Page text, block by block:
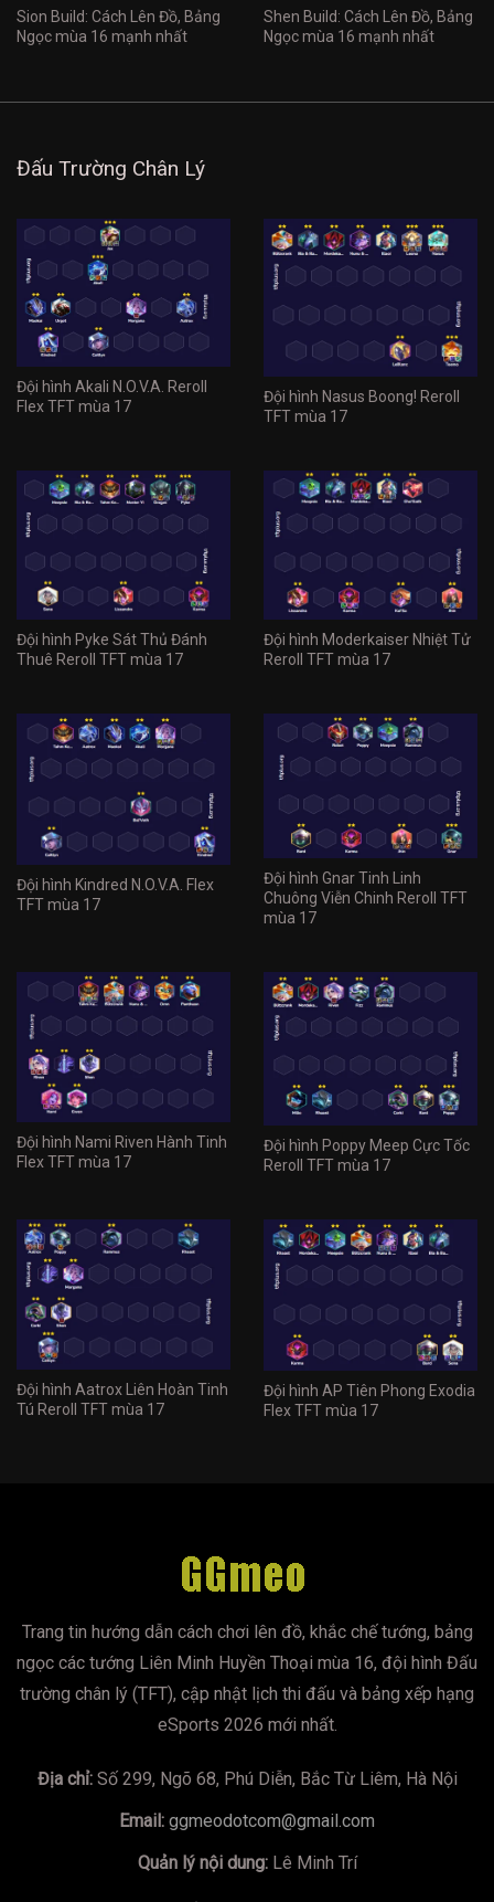
Sion Build: Cách Lên Đồ, Bảng
Ngọc mùa 16 mạnh nhất
Shen Build: Cách Lên Đồ, Bảng
Ngọc mùa 16 mạnh nhất
Đấu Trường Chân Lý
Đội hình Akali N.O.V.A. Reroll
Flex TFT mùa 17
Đội hình Nasus Boong! Reroll
TFT mùa 17
Đội hình Pyke Sát Thủ Đánh
Thuê Reroll TFT mùa 17
Đội hình Moderkaiser Nhiệt Tử
Reroll TFT mùa 17
Đội hình Kindred N.O.V.A. Flex
TFT mùa 17
Đội hình Gnar Tinh Linh
Chuông Viễn Chinh Reroll TFT
mùa 17
Đội hình Nami Riven Hành Tinh
Flex TFT mùa 17
Đội hình Poppy Meep Cực Tốc
Reroll TFT mùa 17
Đội hình Aatrox Liên Hoàn Tinh
Tú Reroll TFT mùa 17
Đội hình AP Tiên Phong Exodia
Flex TFT mùa 17
Trang tin hướng dẫn cách chơi lên đồ, khắc chế tướng, bảng
ngọc các tướng Liên Minh Huyền Thoại mùa 16, đội hình Đấu
trường chân lý (TFT), cập nhật lịch thi đấu và bảng xếp hạng
eSports 2026 mới nhất.
Địa chỉ:Số 299, Ngõ 68, Phú Diễn, Bắc Từ Liêm, Hà Nội
Email: ggmeodotcom@gmail.com
Quản lý nội dung:Lê Minh Trí